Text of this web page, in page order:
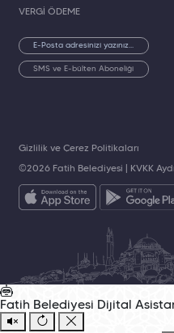
VERGİ ÖDEME
SMS ve E-bülten Aboneliği
©2026 Fatih Belediyesi | KVKK
Gizlilik ve Çerez Politikaları
Fatih Belediyesi Dijital